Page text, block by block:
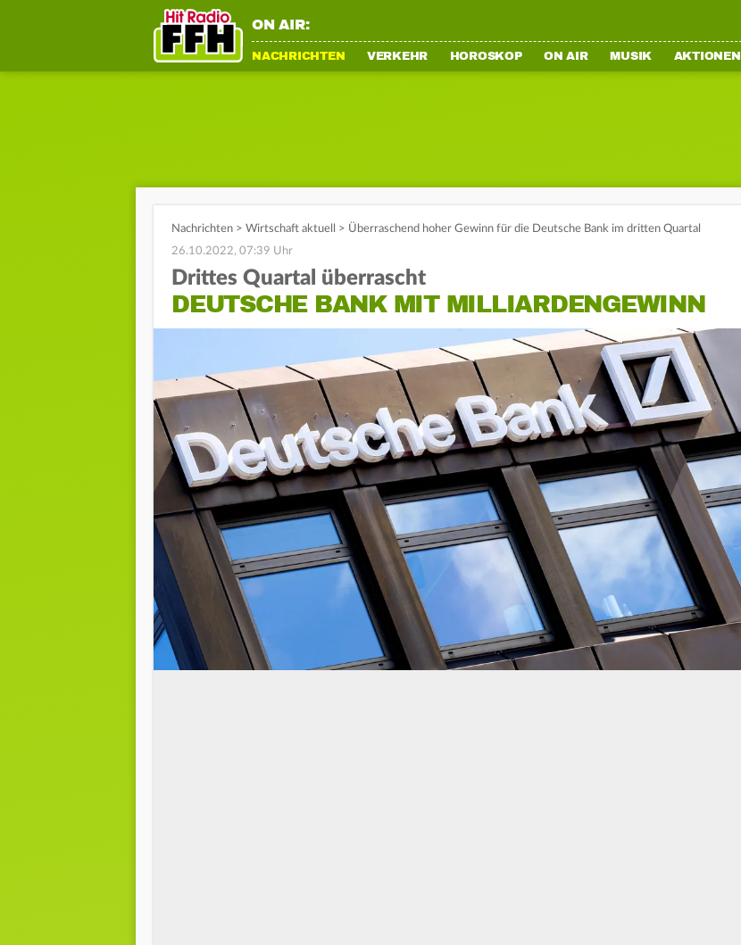
ON AIR:
NACHRICHTEN VERKEHR HOROSKOP ON AIR MUSIK AKTIONEN
Nachrichten > Wirtschaft aktuell > Überraschend hoher Gewinn für die Deutsche Bank im dritten Quartal
26.10.2022, 07:39 Uhr
Drittes Quartal überrascht
DEUTSCHE BANK MIT MILLIARDENGEWINN